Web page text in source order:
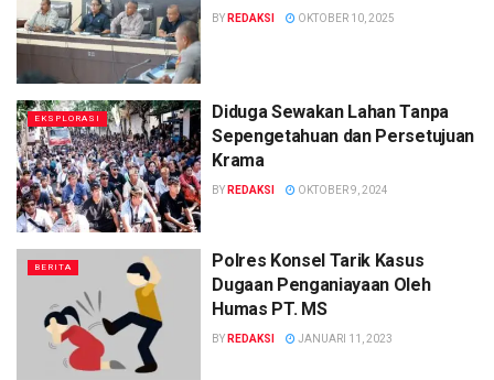
BY REDAKSI OKTOBER 10, 2025
EKSPLORASI
Diduga Sewakan Lahan Tanpa
Sepengetahuan dan Persetujuan
Krama
BY REDAKSI OKTOBER 9, 2024
BERITA
Polres Konsel Tarik Kasus
Dugaan Penganiayaan Oleh
Humas PT. MS
BY REDAKSI JANUARI 11, 2023